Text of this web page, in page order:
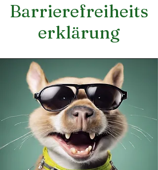
Barrierefreiheits
erklärung